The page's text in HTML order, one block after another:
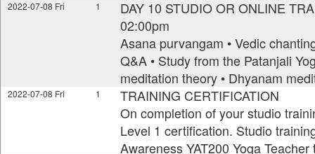
2022-07-08 Fri 1
DAY 10 STUDIO OR ONLINE
02:00pm
Asana purvangam • Vedic
Q&A • Study from the Patanjali
meditation theory • Dhyanam
2022-07-08 Fri 1
TRAINING CERTIFICATION
On completion of your studio
Level 1 certification. Studio
Awareness YAT200 Yoga Teacher